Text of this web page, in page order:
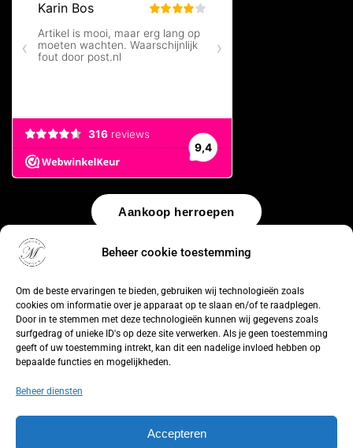
Beheer cookie toestemming
Om de beste ervaringen te bieden, gebruiken wij technologieën zoals
cookies om informatie over je apparaat op te slaan en/of te raadplegen.
Door in te stemmen met deze technologieën kunnen wij gegevens zoals
surfgedrag of unieke ID's op deze site verwerken. Als je geen toestemming
geeft of uw toestemming intrekt, kan dit een nadelige invloed hebben op
bepaalde functies en mogelijkheden.
Beheer diensten
Accepteren
Aankoop herroepen
© 2026 by WebUnlimited–Algemene voorwaarden